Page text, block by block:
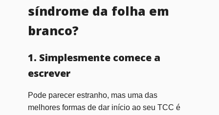
síndrome da folha em
branco?
1. Simplesmente comece a
escrever
Pode parecer estranho, mas uma das
melhores formas de dar início ao seu TCC é